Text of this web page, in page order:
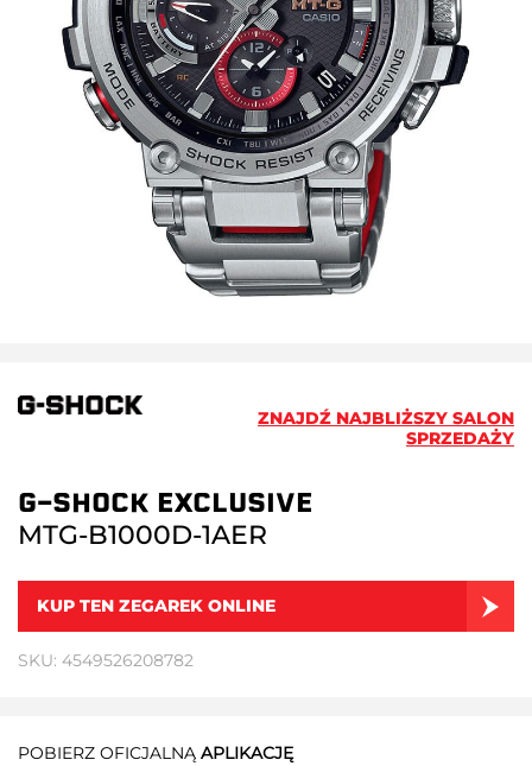
ZNAJDŹ NAJBLIŻSZY SALON
SPRZEDAŻY
G-SHOCK EXCLUSIVE
MTG-B1000D-1AER
KUP TEN ZEGAREK ONLINE
SKU: 4549526208782
POBIERZ OFICJALNĄ APLIKACJĘ